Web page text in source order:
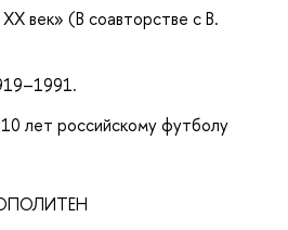
век» (В соавторстве с В.
лет российскому футболу